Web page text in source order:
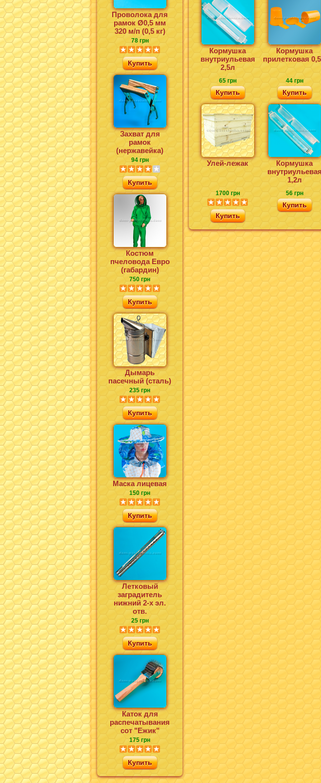
Проволока для
рамок Ø0,5 мм
320 м/п (0,5 кг)
78 грн
Купить
Захват для
рамок
(нержавейка)
94 грн
Купить
Костюм
пчеловода Евро
(габардин)
750 грн
Купить
Дымарь
пасечный (сталь)
235 грн
Купить
Маска лицевая
150 грн
Купить
Летковый
заградитель
нижний 2-х эл.
отв.
25 грн
Купить
Каток для
распечатывания
сот "Ежик"
175 грн
Купить
Кормушка
внутриульевая
2,5л
65 грн
Купить
Кормушка
прилетковая
44 грн
Купить
Улей-лежак
1700 грн
Купить
Кормушка
внутриульевая
1,2л
56 грн
Купить